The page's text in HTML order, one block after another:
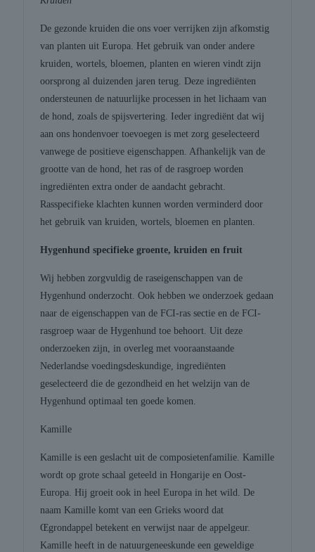
De gezonde kruiden die ons voer verrijken zijn afkomstig
van planten uit Europa. Het gebruik van onder andere
kruiden, wortels, bloemen, planten en wieren vindt zijn
oorsprong al duizenden jaren terug. Deze ingrediënten
ondersteunen de natuurlijke processen in het lichaam van
de hond, zoals de spijsvertering. Ieder ingrediënt dat wij
aan ons hondenvoer toevoegen is met zorg geselecteerd
vanwege de positieve eigenschappen. Afhankelijk van de
grootte van de hond, het ras of de rasgroep worden
ingrediënten extra onder de aandacht gebracht.
Rasspecifieke klachten kunnen worden verminderd door
het gebruik van kruiden, wortels, bloemen en planten.
Hygenhund specifieke groente, kruiden en fruit
Wij hebben zorgvuldig de raseigenschappen van de
Hygenhund onderzocht. Ook hebben we onderzoek gedaan
naar de eigenschappen van de FCI-ras sectie en de FCI-
rasgroep waar de Hygenhund toe behoort. Uit deze
onderzoeken zijn, in overleg met vooraanstaande
Nederlandse voedingsdeskundige, ingrediënten
geselecteerd die de gezondheid en het welzijn van de
Hygenhund optimaal ten goede komen.
Kamille
Kamille is een geslacht uit de composietenfamilie. Kamille
wordt op grote schaal geteeld in Hongarije en Oost-
Europa. Hij groeit ook in heel Europa in het wild. De
naam Kamille komt van een Grieks woord dat
Œgrondappel betekent en verwijst naar de appelgeur.
Kamille heeft in de natuurgeneeskunde een geweldige